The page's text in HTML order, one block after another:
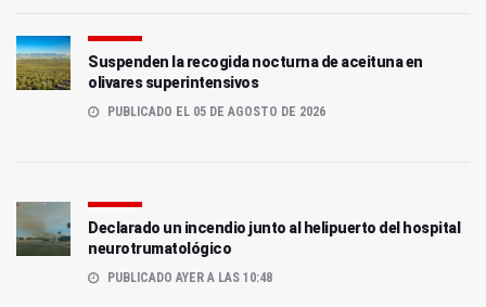
Suspenden la recogida nocturna de aceituna en
olivares superintensivos
PUBLICADO EL 05 DE AGOSTO DE 2026
Declarado un incendio junto al helipuerto del hospital
neurotrumatológico
PUBLICADO AYER A LAS 10:48